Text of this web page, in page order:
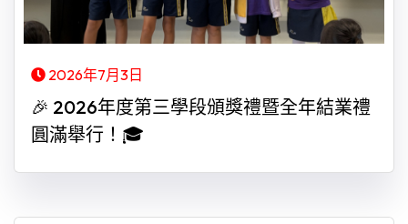
2026年7月3日
🎉 2026年度第三學段頒獎禮暨全年結業禮
圓滿舉行！🎓